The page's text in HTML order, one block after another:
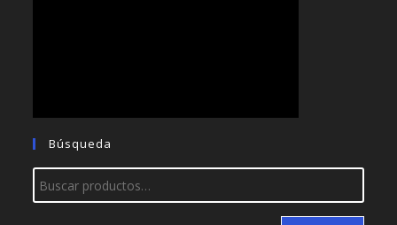
Búsqueda